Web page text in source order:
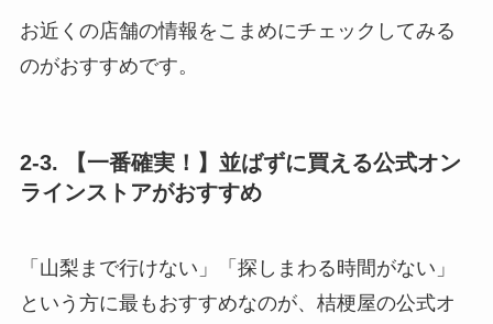
お近くの店舗の情報をこまめにチェックしてみる
のがおすすめです。
2-3. 【一番確実！】並ばずに買える公式オン
ラインストアがおすすめ
「山梨まで行けない」「探しまわる時間がない」
という方に最もおすすめなのが、桔梗屋の公式オ